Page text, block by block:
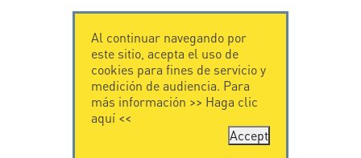
Al continuar navegando por
este sitio, acepta el uso de
cookies para fines de servicio y
medición de audiencia. Para
más información >> Haga clic
aquí<<
Accept